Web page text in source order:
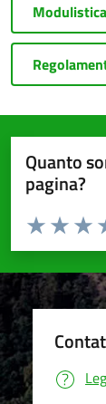
Modulistica
Quanto
pagina?
Valuta da 1 a 5
Valuta 2
Valuta 1